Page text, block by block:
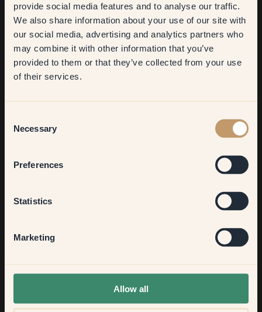
provide social media features and to analyse our traffic.
We also share information about your use of our site with
our social media, advertising and analytics partners who
may combine it with other information that you’ve
provided to them or that they’ve collected from your use
of their services.
Selection
Necessary
Preferences
Statistics
Marketing
Allow all
trouve le rendu très harmonieux. Rien ne jure et j'en suis très
satisfaite.
As-tu un conseil à donner à ceux qui souhaitent repeindre
leur intérieur ?
choisissant des teintes issues d'une œuvre d'art, vous
obtiendrez des couleurs qui se marient très bien ensemble.
first order
​But first, which room do you
want to transform?
None of the above